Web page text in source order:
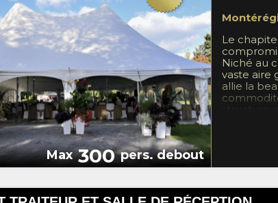
Max300pers. debout
Le
Niché au
vaste aire
allie la
structure
traiteur
accès